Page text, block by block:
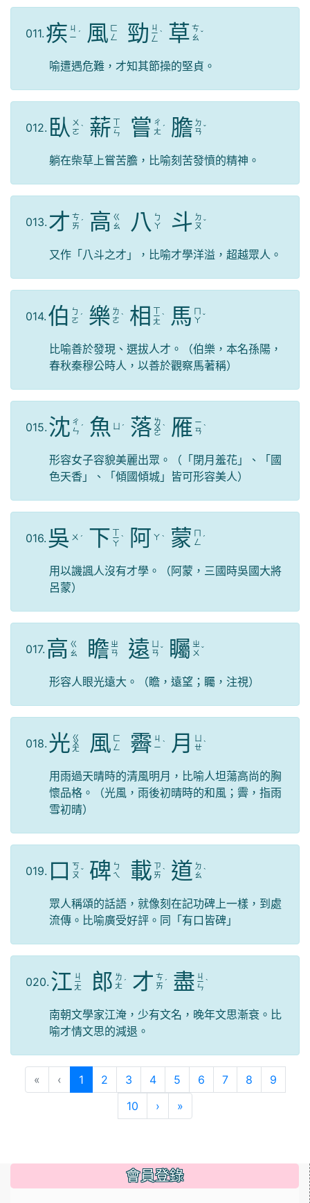
011. 疾 ㄐ
ㄧ ˊ 風 ㄈ
ㄥ
勁 ㄐ
ㄧ
ㄥ
ˋ 草 ㄘ
ㄠ ˇ
喻遭遇危難，才知其節操的堅貞。
012. 臥 ㄨ
ㄛ ˋ 薪 ㄒ
ㄧ
ㄣ 嘗 ㄔ
ㄤ ˊ 膽 ㄉ
ㄢ ˇ
躺在柴草上嘗苦膽，比喻刻苦發憤的精神。
013. 才 ㄘ
ㄞ ˊ 高 ㄍ
ㄠ
八
ㄅ
ㄚ
斗 ㄉ
ㄡ ˇ
又作「八斗之才」，比喻才學洋溢，超越眾人。
014. 伯 ㄅ
ㄛ ˊ 樂 ㄌ
ㄜ ˋ 相 ㄒ
ㄧ
ㄤ
ˋ 馬 ㄇ
ㄚ ˇ
比喻善於發現、選拔人才。（伯樂，本名孫陽，
春秋秦穆公時人，以善於觀察馬著稱）
015. 沈 ㄔ
ㄣ ˊ 魚 ˊ 落 ㄌ
ㄨ
ㄛ
ˋ 雁 ㄧ
ㄢ ˋ
形容女子容貌美麗出眾。（「閉月羞花」、「國
色天香」、「傾國傾城」皆可形容美人）
016. 吳 ㄨ ˊ 下 ㄒ
ㄧ
ㄚ
ˋ 阿 ㄚ ˋ 蒙 ㄇ
ㄥ ˊ
用以譏諷人沒有才學。（阿蒙，三國時吳國大將
呂蒙）
017. 高 ㄍ
ㄠ
瞻 ㄓ
ㄢ
遠 ㄢ ˇ 矚 ㄓ
ㄨ ˇ
形容人眼光遠大。（瞻，遠望；矚，注視）
018. 光 ㄍ
ㄨ
ㄤ 風 ㄈ
ㄥ
霽 ㄐ
ㄧ ˋ 月
ㄝˋ
用雨過天晴時的清風明月，比喻人坦蕩高尚的胸
懷品格。（光風，雨後初晴時的和風；霽，指雨
雪初晴）
019. 口 ㄎ
ㄡ ˇ 碑 ㄅ
ㄟ
載 ㄗ
ㄞ ˋ 道 ㄉ
ㄠ ˋ
眾人稱頌的話語，就像刻在記功碑上一樣，到處
流傳。比喻廣受好評。同「有口皆碑」
020. 江 ㄐ
ㄧ
ㄤ 郎 ㄌ
ㄤ ˊ 才 ㄘ
ㄞ ˊ 盡 ㄐ
ㄧ
ㄣ
ˋ
南朝文學家江淹，少有文名，晚年文思漸衰。比
喻才情文思的減退。
« ‹ 1(目前頁次)
2 3 4 5 6 7 8
9
10
›下一頁
»最後頁
會員登錄